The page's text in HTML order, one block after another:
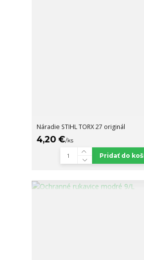
Náradie STIHL TORX 27 originál
4,20 €/ks
Pridať do